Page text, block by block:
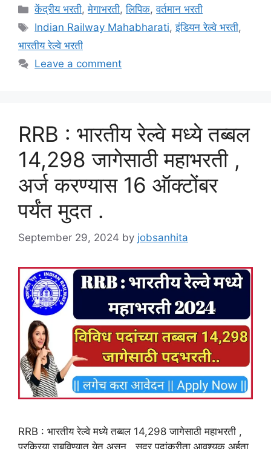
Categories
केंद्रीय भरती,मेगाभरती,लिपिक,वर्तमान भरती
Tags
Indian Railway Mahabharati,इंडियन रेल्वे भरती,
भारतीय रेल्वे भरती
Leave a comment
RRB : भारतीय रेल्वे मध्ये तब्बल
14,298 जागेसाठी महाभरती ,
अर्ज करण्यास 16 ऑक्टोंबर
पर्यंत मुदत .
September 29, 2024 by jobsanhita
RRB : भारतीय रेल्वे मध्ये तब्बल 14,298 जागेसाठी महाभरती ,